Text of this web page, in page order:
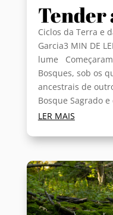
Tender
Ciclos da Terra e
Garcia3 MIN DE
lume
Bosques, sob os
ancestrais de
Bosque Sagrado
LER MAIS